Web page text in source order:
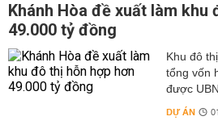
Khánh Hòa đề xuất làm khu
49.000 tỷ đồng
Khu đô
tổng vốn
được
DỰ ÁN